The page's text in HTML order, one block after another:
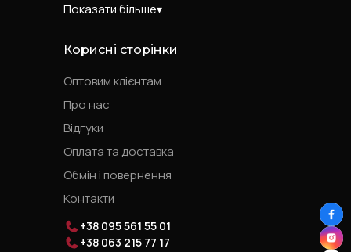
Показати більше
Корисні сторінки
Оптовим клієнтам
Про нас
Відгуки
Оплата та доставка
Обмін і повернення
Контакти
+38 095 561 55 01
+38 063 215 77 17